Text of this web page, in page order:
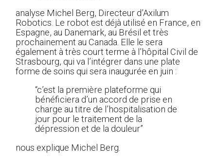
analyse Michel Berg, Directeur d’Axilum
Robotics. Le robot est déjà utilisé en France, en
Espagne, au Danemark, au Brésil et très
prochainement au Canada. Elle le sera
également à très court terme à l’hôpital Civil de
Strasbourg, qui va l’intégrer dans une plate
forme de soins qui sera inaugurée en juin :
“c’est la première plateforme qui
bénéficiera d’un accord de prise en
charge au titre de l’hospitalisation de
jour pour le traitement de la
dépression et de la douleur”
nous explique Michel Berg.